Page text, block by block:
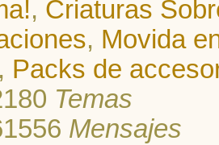
, Criaturas
, Movida
Packs de
Temas
Mensajes